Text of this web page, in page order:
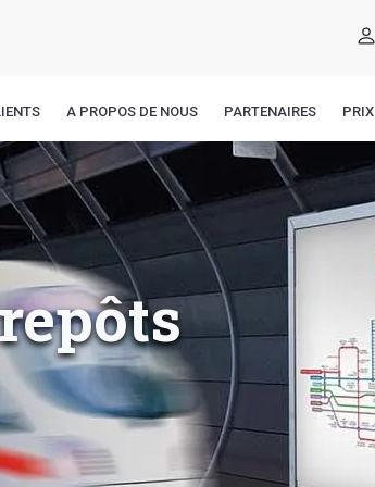
A PROPOS DE NOUS PARTENAIRES PRIX